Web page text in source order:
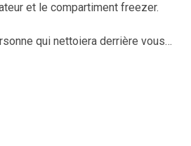
et le compartiment freezer.
qui nettoiera derrière vous…